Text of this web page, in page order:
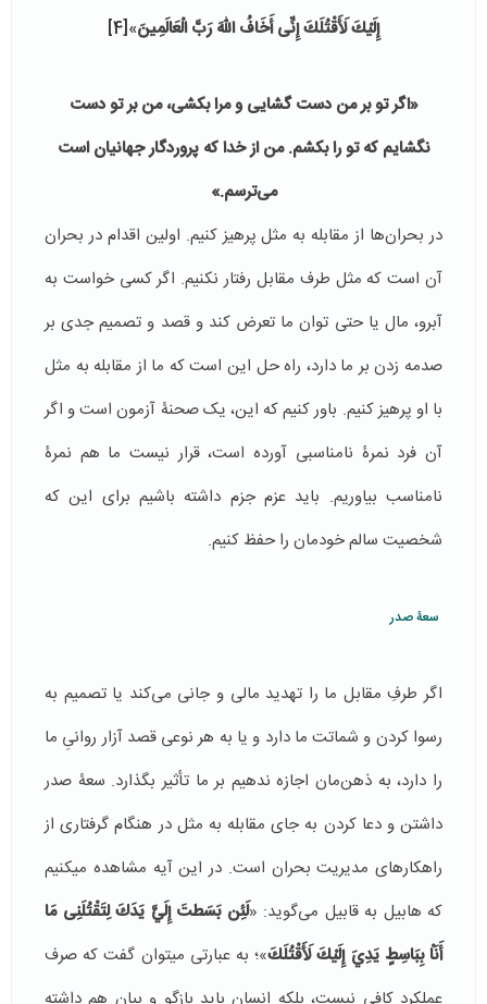
إِلَيْكَ لَأَقْتُلَكَ إِنِّی أَخَافُ اللّهَ رَبَّ الْعَالَمِينَ»
[4]
«اگر تو بر من دست گشايى و مرا بكشى، من بر تو دست
نگشايم كه تو را بكشم. من از خدا كه پروردگار جهانيان است
مى‌ترسم.»
در بحران‌ها از مقابله به مثل پرهیز کنیم. اولین اقدام در بحران
آن است که مثل طرف مقابل ‌رفتار نکنیم. اگر کسی خواست به
آبرو، مال یا حتی توان ما تعرض کند و قصد و تصمیم جدی بر
صدمه زدن بر ما دارد، راه حل این است که ما از مقابله به مثل
با او پرهیز کنیم. باور کنیم که این، یک صحنۀ آزمون است و اگر
آن فرد نمرۀ نامناسبی آورده است، قرار نیست ما هم نمرۀ
نامناسب بیاوریم. باید عزم جزم داشته باشیم برای این که
شخصیت سالم خودمان را حفظ کنیم.
سعۀ صدر
اگر طرفِ مقابل ما را تهدید مالی و جانی می‌کند یا تصمیم به
رسوا کردن و شماتت ما دارد و یا به هر نوعی قصد آزار روانیِ ما
را دارد، به ذهن‌مان اجازه ندهیم بر ما تأثیر بگذارد. سعۀ صدر
داشتن و دعا کردن به جای مقابله به مثل در هنگام گرفتاری از
راهکارهای مدیریت بحران است. در این آیه مشاهده می­کنیم
که هابیل به قابیل می‌گوید: «لَئِن بَسَطتَ إِلَيَّ يَدَكَ لِتَقْتُلَنِی مَا
أَنَاْ بِبَاسِطٍ يَدِيَ إِلَيْكَ لَأَقْتُلَكَ»؛ به عبارتی می­توان گفت که صرف